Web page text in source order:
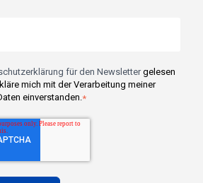
für den Newslettergelesen
mich mit der Verarbeitung meiner
einverstanden.*